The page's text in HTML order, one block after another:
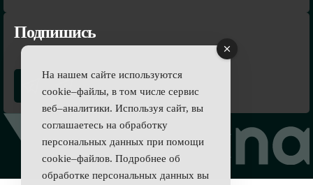
Подпишись
На нашем сайте используются
cookie–файлы, в том числе сервис
веб–аналитики. Используя сайт, вы
соглашаетесь на обработку
персональных данных при помощи
cookie–файлов. Подробнее об
обработке персональных данных вы